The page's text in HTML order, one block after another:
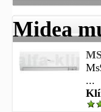
Midea
...